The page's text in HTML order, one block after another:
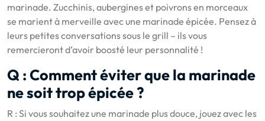
marinade. Zucchinis, aubergines et poivrons en morceaux
se marient à merveille avec une marinade épicée. Pensez à
leurs petites conversations sous le grill – ils vous
remercieront d’avoir boosté leur personnalité !
Q : Comment éviter que la marinade
ne soit trop épicée ?
R : Si vous souhaitez une marinade plus douce, jouez avec les